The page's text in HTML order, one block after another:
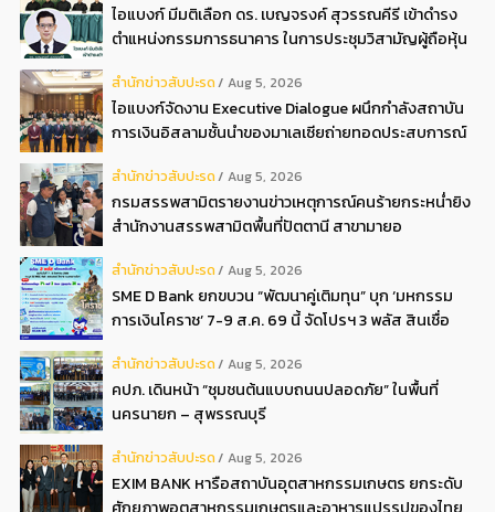
ไอแบงก์ มีมติเลือก ดร. เบญจรงค์ สุวรรณคีรี เข้าดำรง
ตำแหน่งกรรมการธนาคาร ในการประชุมวิสามัญผู้ถือหุ้น
สํานักข่าวสับปะรด Aug 5, 2026
ไอแบงก์จัดงาน Executive Dialogue ผนึกกำลังสถาบัน
การเงินอิสลามชั้นนำของมาเลเซียถ่ายทอดประสบการณ์
อิสลามแห่งอนาคต
สํานักข่าวสับปะรด Aug 5, 2026
กรมสรรพสามิตรายงานข่าวเหตุการณ์คนร้ายกระหน่ำยิง
สำนักงานสรรพสามิตพื้นที่ปัตตานี สาขามายอ
สํานักข่าวสับปะรด Aug 5, 2026
SME D Bank ยกขบวน “พัฒนาคู่เติมทุน” บุก ‘มหกรรม
การเงินโคราช’ 7-9 ส.ค. 69 นี้ จัดโปรฯ 3 พลัส สินเชื่อ
สํานักข่าวสับปะรด Aug 5, 2026
คปภ. เดินหน้า “ชุมชนต้นแบบถนนปลอดภัย” ในพื้นที่
นครนายก – สุพรรณบุรี
สํานักข่าวสับปะรด Aug 5, 2026
EXIM BANK หารือสถาบันอุตสาหกรรมเกษตร ยกระดับ